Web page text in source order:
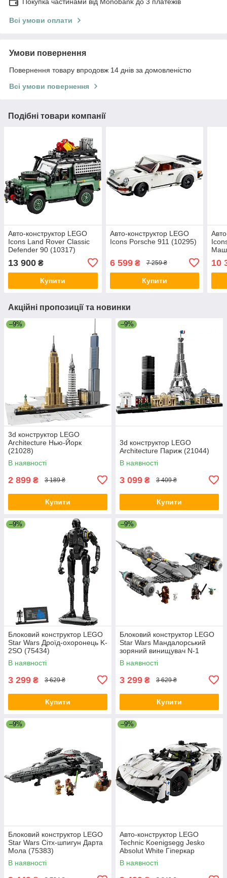
Покупка частинами від Monobank до 3 платежів
Всі умови оплати
Умови повернення
Повернення товару впродовж 14 днів за домовленістю
Всі умови повернення
Подібні товари компанії
Авто-конструктор LEGO
Icons Land Rover Classic
Defender 90 (10317)
13 900 ₴
Купити
Авто-конструктор LEGO
Icons Porsche 911 (10295)
6 599₴ 7 259 ₴
Купити
10
Акційні пропозиції та новинки
–9%
3d конструктор LEGO
Architecture Нью-Йорк
(21028)
В наявності
2 899 ₴ 3 189 ₴
Купити
–9%
3d конструктор LEGO
Architecture Париж (21044)
В наявності
3 099 ₴ 3 409 ₴
Купити
–9%
Блоковий конструктор LEGO
Star Wars Дроїд-охоронець K-
2SO (75434)
В наявності
3 299 ₴ 3 629 ₴
Купити
–9%
Блоковий конструктор LEGO
Star Wars Мандалорський
зоряний винищувач N-1
(75325)
В наявності
3 299 ₴ 3 629 ₴
Купити
–9%
Блоковий конструктор LEGO
Star Wars Сітх-шпигун Дарта
Мола (75383)
В наявності
–9%
Авто-конструктор LEGO
Technic Koenigsegg Jesko
Absolut White Гіперкар
(42184)
В наявності